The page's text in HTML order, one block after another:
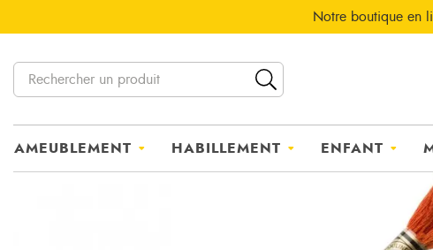
Notre boutique en
AMEUBLEMENT HABILLEMENT ENFANT